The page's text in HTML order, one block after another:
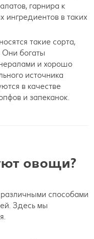
гарнира к
в таких
такие сорта,
Они богаты
и хорошо
источника
в качестве
и запеканок.
овощи?
способами
Здесь мы